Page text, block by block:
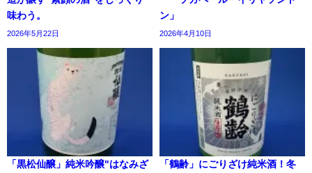
味わう。
2026年5月22日
ン」
2026年4月10日
「黒松仙醸」純米吟醸"はなみざ
「鶴齢」にごりざけ純米酒！冬